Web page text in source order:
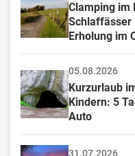
Clamping im
Schlaffässer
Erholung im
05.08.2026
Kurzurlaub
Kindern: 5
Auto
31.07.2026